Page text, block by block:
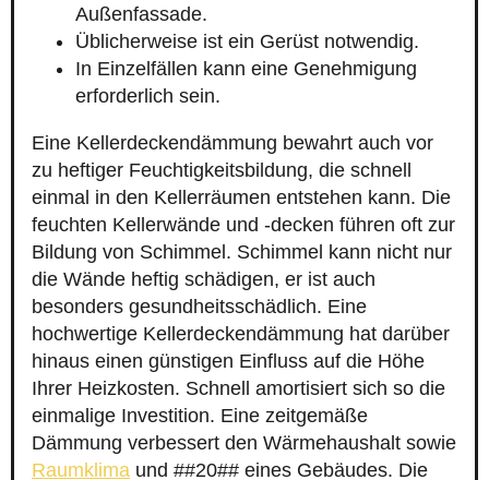
Außenfassade.
Üblicherweise ist ein Gerüst notwendig.
In Einzelfällen kann eine Genehmigung
erforderlich sein.
Eine Kellerdeckendämmung bewahrt auch vor
zu heftiger Feuchtigkeitsbildung, die schnell
einmal in den Kellerräumen entstehen kann. Die
feuchten Kellerwände und -decken führen oft zur
Bildung von Schimmel. Schimmel kann nicht nur
die Wände heftig schädigen, er ist auch
besonders gesundheitsschädlich. Eine
hochwertige Kellerdeckendämmung hat darüber
hinaus einen günstigen Einfluss auf die Höhe
Ihrer Heizkosten. Schnell amortisiert sich so die
einmalige Investition. Eine zeitgemäße
Dämmung verbessert den Wärmehaushalt sowie
Raumklima und ##20## eines Gebäudes. Die